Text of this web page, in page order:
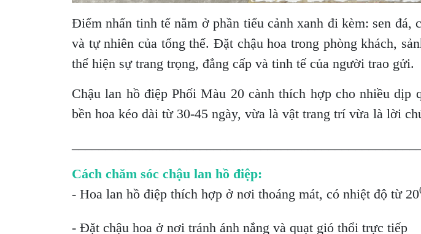
Điểm nhấn tinh tế nằm ở phần tiểu cảnh xanh đi kèm: sen
và tự nhiên của tổng thể. Đặt chậu hoa trong phòng khách,
thể hiện sự trang trọng, đẳng cấp và tinh tế của người trao gửi.
Chậu lan hồ điệp Phối Màu 20 cành thích hợp cho nhiều
bền hoa kéo dài từ 30-45 ngày, vừa là vật trang trí vừa là lời
Cách chăm sóc chậu lan hồ điệp:
- Hoa lan hồ điệp thích hợp ở nơi thoáng mát, có nhiệt độ từ 20
- Đặt chậu hoa ở nơi tránh ánh nắng và quạt gió thổi trực tiếp